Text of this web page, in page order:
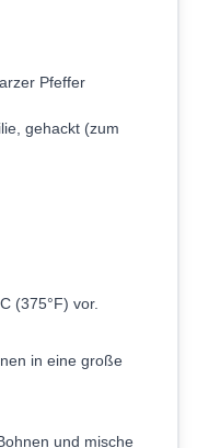
Pfeffer
gehackt (zum
(375°F) vor.
in eine große
und mische